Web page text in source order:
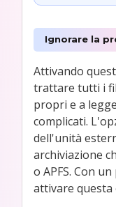
Ignorare la
Attivando
trattare tutti i
propri e a
complicati.
dell'unità
archiviazione
o APFS. Con
attivare questa